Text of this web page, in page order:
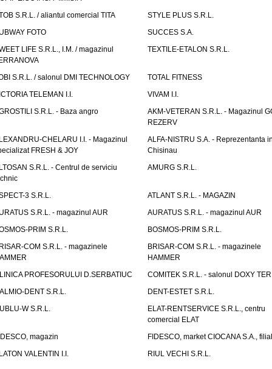
S.R.L. / aliantul comercial TITA
STYLE PLUS S.R.L.
FOTO
SUCCES S.A.
LIFE S.R.L., I.M. / magazinul
TEXTILE-ETALON S.R.L.
S.R.L. / salonul DMI TECHNOLOGY
TOTAL FITNESS
TELEMAN I.I.
VIVAM I.I.
S.R.L. - Baza angro
AKM-VETERAN S.R.L. - Magazinul
REZERV
CHELARU I.I. - Magazinul
FRESH & JOY
ALFA-NISTRU S.A. - Reprezentanta
Chisinau
S.R.L. - Centrul de serviciu
AMURG S.R.L.
3 S.R.L.
ATLANT S.R.L. - MAGAZIN
S.R.L. - magazinul AUR
AURATUS S.R.L. - magazinul AUR
PRIM S.R.L.
BOSMOS-PRIM S.R.L.
COM S.R.L. - magazinele
BRISAR-COM S.R.L. - magazinele
HAMMER
PROFESORULUI D.SERBATIUC
COMITEK S.R.L. - salonul DOXY
DENT S.R.L.
DENT-ESTET S.R.L.
W S.R.L.
ELAT-RENTSERVICE S.R.L., centru
comercial ELAT
magazin
FIDESCO, market CIOCANA S.A.,
VALENTIN I.I.
RIUL VECHI S.R.L.